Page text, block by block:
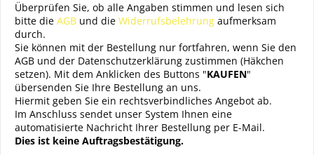
Überprüfen Sie, ob alle Angaben stimmen und lesen sich
bitte die AGB und die Widerrufsbelehrung aufmerksam
durch.
Sie können mit der Bestellung nur fortfahren, wenn Sie den
AGB und der Datenschutzerklärung zustimmen (Häkchen
setzen). Mit dem Anklicken des Buttons "KAUFEN"
übersenden Sie Ihre Bestellung an uns.
Hiermit geben Sie ein rechtsverbindliches Angebot ab.
Im Anschluss sendet unser System Ihnen eine
automatisierte Nachricht Ihrer Bestellung per E-Mail.
Dies ist keine Auftragsbestätigung.